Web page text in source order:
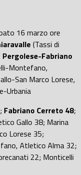
16 marzo ore
(Tassi di
Pergolese-Fabriano
Montefano,
San Marco Lorese,
Urbania
Fabriano Cerreto 48;
Gallo 38; Marina
Lorese 35;
Atletico Alma 32;
22; Monticelli